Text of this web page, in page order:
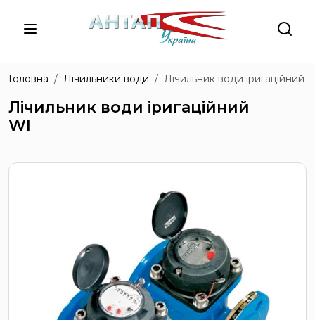
Головна Лічильники води Лічильник води іригаційний
Лічильник води іригаційний
WІ